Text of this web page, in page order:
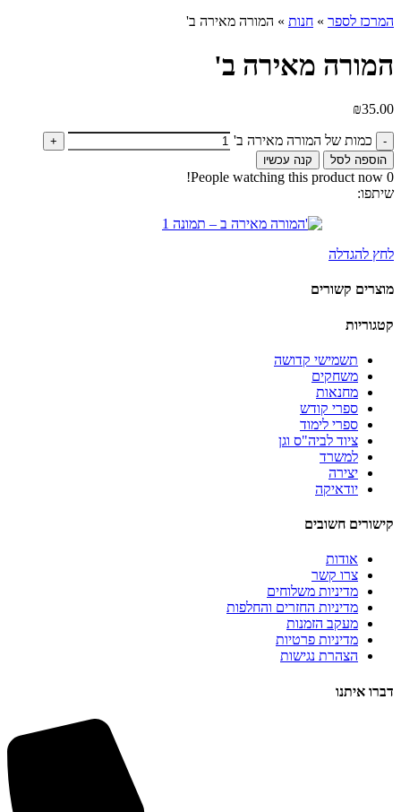
המרכז לספר » חנות » המורה מאירה ב'
המורה מאירה ב'
₪35.00
כמות של המורה מאירה ב'
הוספה לסל קנה עכשיו
0
People watching this product now!
שיתפו:
לחץ להגדלה
מוצרים קשורים
קטגוריות
תשמישי קדושה
משחקים
מחנאות
ספרי קודש
ספרי לימוד
ציוד לביה"ס וגן
למשרד
יצירה
יודאיקה
קישורים חשובים
אודות
צרו קשר
מדיניות משלוחים
מדיניות החזרים והחלפות
מעקב הזמנות
מדיניות פרטיות
הצהרת נגישות
דברו איתנו